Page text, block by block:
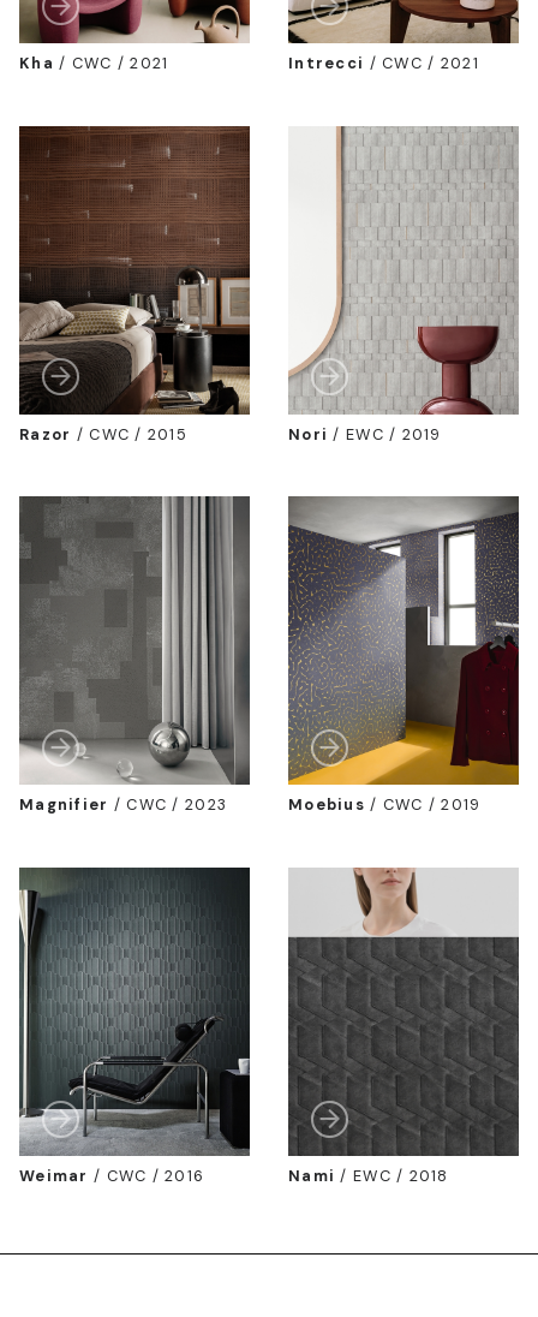
Kha / CWC / 2021 Intrecci /CWC / 2021
Razor /CWC / 2015 Nori / EWC / 2019
Magnifier /CWC / 2023 Moebius / CWC / 2019
Weimar / CWC / 2016 Nami / EWC / 2018